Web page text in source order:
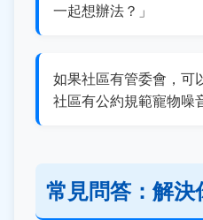
一起想辦法？」
如果社區有管委會，可
社區有公約規範寵物噪
常見問答：解決